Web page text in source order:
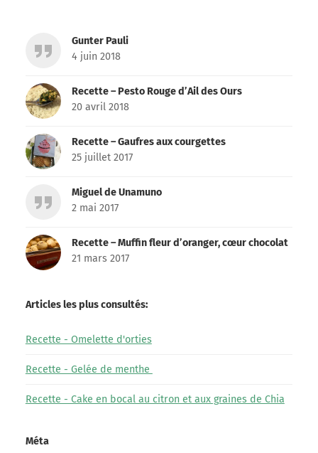
Gunter Pauli
4 juin 2018
Recette – Pesto Rouge d’Ail des Ours
20 avril 2018
Recette – Gaufres aux courgettes
25 juillet 2017
Miguel de Unamuno
2 mai 2017
Recette – Muffin fleur d’oranger, cœur chocolat
21 mars 2017
Articles les plus consultés:
Recette - Omelette d'orties
Recette - Gelée de menthe
Recette - Cake en bocal au citron et aux graines de Chia
Méta